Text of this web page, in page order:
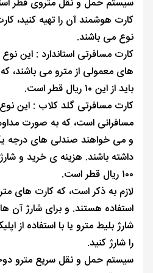
سیستم حمل و نقل متروی قطر
کارت هوشمند آن را تهیه کنید،
نوع می باشند.
کارت مسافرتی استاندارد : این
های معمولی از مترو می باشند،
باید از این ۱۰ ریال قطر است.
کارت مسافرتی گلد کلاب : این
مسافرانی است، که به صورت
و می ‌خواهند صندلی ‌های درجه
داشته باشند. هزینه ی خرید و
۱۰۰ ریال قطر است.
لازم به ذکر است، که کارت های
استفاده هستند. و برای شارژ آن
را شارژ کنید.
سیستم حمل و نقل سریع مترو